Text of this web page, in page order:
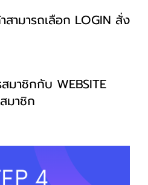
ามารถเลือก LOGIN สั่ง
มาชิกกับ WEBSITE
มาชิก